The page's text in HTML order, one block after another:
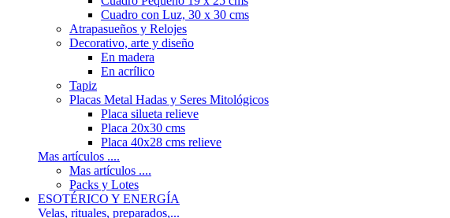
Cuadro con Luz, 30 x 30 cms
Atrapasueños y Relojes
Decorativo, arte y diseño
En madera
En acrílico
Tapiz
Placas Metal Hadas y Seres Mitológicos
Placa silueta relieve
Placa 20x30 cms
Placa 40x28 cms relieve
Mas artículos ....
Mas artículos ....
Packs y Lotes
ESOTÉRICO Y ENERGÍA
Velas, rituales, preparados,...